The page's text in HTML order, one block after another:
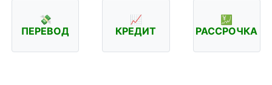
💸
ПЕРЕВОД
📈
КРЕДИТ
💹
РАССРОЧКА